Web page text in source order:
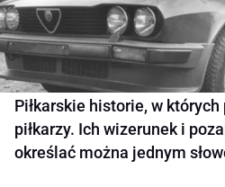
Piłkarskie historie, w
piłkarzy. Ich wizerunek i
określać można jednym